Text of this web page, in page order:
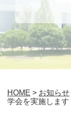
HOME > お知らせ
学会を実施します